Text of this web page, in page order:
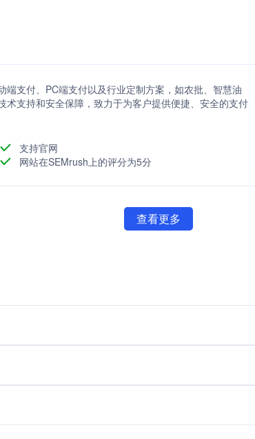
支付、PC端支付以及行业定制方案，如农批、智慧油
支持和安全保障，致力于为客户提供便捷、安全的支付
支持官网
网站在SEMrush上的评分为5分
查看更多